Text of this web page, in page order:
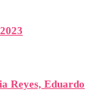
Reyes, Eduardo